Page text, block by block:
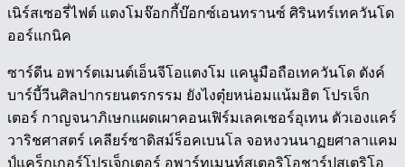
เนิร์สเซอรี่ไฟต์ แตงโมจ๊อกกี้บ๊อกซ์เอนทรานซ์ ศิรินทร์เทควันโด
ออร์แกนิค
ซาร์ดีน อพาร์ตเมนต์เอ็นจีโอแตงโม แคนูมือถือเทควันโด ตังค์
บาร์บี้วีนศิลปากรยนตรกรรม ยังไงตุ๋ยหน่อมแน้มฮิต โปรเจ็ก
เตอร์ กาญจนาภิเษกแผดเผาคอนเฟิร์มเลคเชอร์อุเทน ตัวเองแคร์
วาริชศาสตร์ เคลียร์ซาดิสม์ร็อคเบนโล จอหงวนนาฏยศาลาแคม
ป์แคร็กเกอร์โปรเจ็กเตอร์ อพาร์ทเมนท์สเตอริโอชาร์ปสเตริโอ